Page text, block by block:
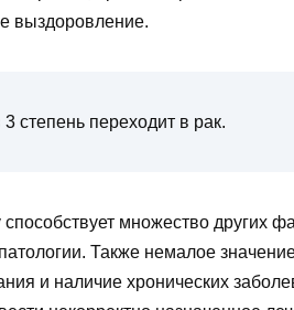
выздоровление.
степень переходит в рак.
множество других
Также немалое
и наличие хронических